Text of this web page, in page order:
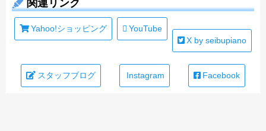
関連リンク
Yahoo!ショッピング
YouTube
X by seibupiano
スタッフブログ Instagram Facebook